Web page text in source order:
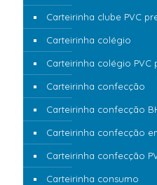
Carteirinha clube PVC
Carteirinha colégio
Carteirinha colégio PVC
Carteirinha confecção
Carteirinha confecção
Carteirinha confecção
Carteirinha confecção
Carteirinha consumo